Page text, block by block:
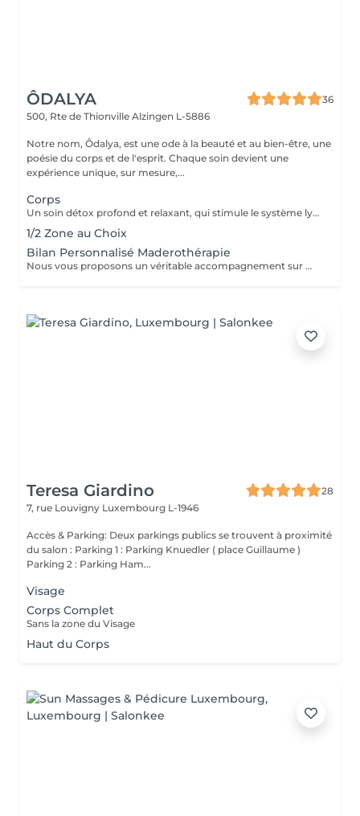
ÔDALYA
36
500, Rte de Thionville Alzingen L-5886
Notre nom, Ôdalya, est une ode à la beauté et au bien-être, une
poésie du corps et de l'esprit. Chaque soin devient une
expérience unique, sur mesure,...
Corps
Un soin détox profond et relaxant, qui stimule le système lymphatique pour éliminer la rétention d'eau, soulager la sensation de gonflement et de jambes lourdes. Il active et relance le métabolisme, favorise l'élimination des toxines, améliore le confort digestif, renforce le système immunitaire et procure une sensation de légèreté et de bien-être immédiat. Idéal pour détoxifier, booster votre énergie et redynamiser votre corps.
1/2 Zone au Choix
Bilan Personnalisé Maderothérapie
Nous vous proposons un véritable accompagnement sur mesure : diagnostic, conseils experts et protocoles personnalisés pour répondre à vos besoins et vos objectifs.
Teresa Giardino
28
7, rue Louvigny Luxembourg L-1946
Accès & Parking: Deux parkings publics se trouvent à proximité
du salon : Parking 1 : Parking Knuedler ( place Guillaume )
Parking 2 : Parking Ham...
Visage
Corps Complet
Sans la zone du Visage
Haut du Corps